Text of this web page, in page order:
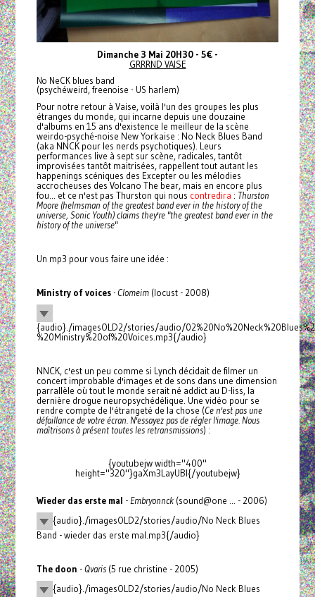
Dimanche 3 Mai 20H30 - 5€ -
GRRRND VAISE
No NeCK blues band
(psychéweird, freenoise - US harlem)
Pour notre retour à Vaise, voilà l'un des groupes les plus
étranges du monde, qui incarne depuis une douzaine
d'albums en 15 ans d'existence le meilleur de la scène
weirdo-psyché-noise New Yorkaise : No Neck Blues Band
(aka NNCK pour les nerds psychotiques). Leurs
performances live à sept sur scène, radicales, tantôt
improvisées tantôt maitrisées, rappellent tout autant les
happenings scéniques des Excepter ou les mélodies
accrocheuses des Volcano The bear, mais en encore plus
fou... et ce n'est pas Thurston qui nous contredira : Thurston
Moore (helmsman of the greatest band ever in the history of the
universe, Sonic Youth) claims they're "the greatest band ever in the
history of the universe"
Un mp3 pour vous faire une idée :
Ministry of voices- Clomeim(locust - 2008)
{audio}./imagesOLD2/stories/audio/
%20Ministry%20of%20Voices.mp3{/audio}
NNCK, c'est un peu comme si Lynch décidait de filmer un
concert improbable d'images et de sons dans une dimension
parrallèle où tout le monde serait né addict au D-liss, la
dernière drogue neuropsychédélique. Une vidéo pour se
rendre compte de l'étrangeté de la chose (Ce n'est pas une
défaillance de votre écran. N'essayez pas de régler l'image. Nous
maîtrisons à présent toutes les retransmissions) :
{youtubejw width="400"
height="320"}gaXm3LayUBI{/youtubejw}
Wieder das erste mal - Embryonnck(sound@one ... - 2006)
{audio}./imagesOLD2/stories/audio/No Neck Blues
Band - wieder das erste mal.mp3{/audio}
The doon -Qvaris(5 rue christine - 2005)
{audio}./imagesOLD2/stories/audio/No Neck Blues